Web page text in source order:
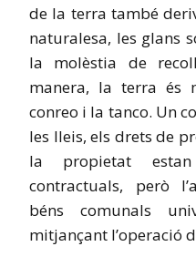
de la terra també
naturalesa, les glans
la molèstia de
manera, la terra és
conreo i la tanco. Un
les lleis, els drets de
la propietat
contractuals, però
béns comunals
mitjançant l’operació